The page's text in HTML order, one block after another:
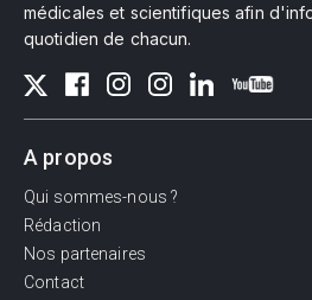
médicales et scientifiques afin
quotidien de chacun.
A propos
Qui sommes-nous ?
Rédaction
Nos partenaires
Contact